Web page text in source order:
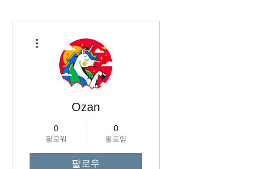
Ozan
0
팔로워
0
팔로잉
팔로우